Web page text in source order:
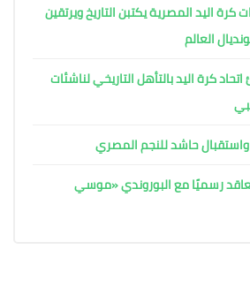
كرة اليد المصرية يكتبن التاريخ ويرتقين
العالم
كرة اليد بالتأهل التاريخي لناشئات
حاشد للنجم المصري
رسميًا مع البوروندي «موسي